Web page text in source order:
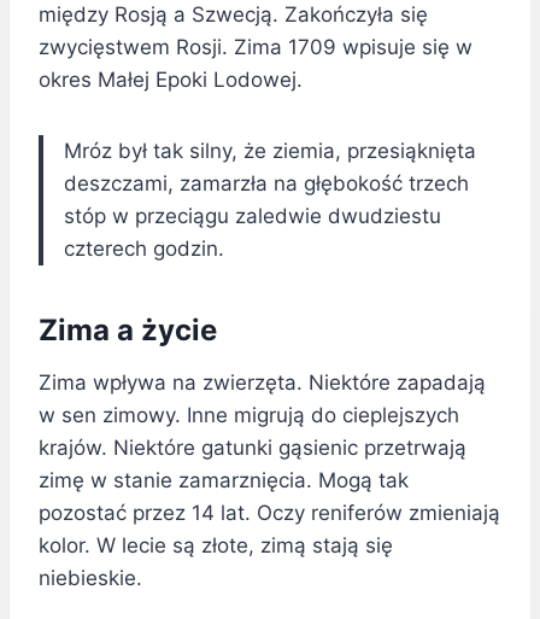
między Rosją a Szwecją. Zakończyła się
zwycięstwem Rosji. Zima 1709 wpisuje się w
okres Małej Epoki Lodowej.
Mróz był tak silny, że ziemia, przesiąknięta
deszczami, zamarzła na głębokość trzech
stóp w przeciągu zaledwie dwudziestu
czterech godzin.
Zima a życie
Zima wpływa na zwierzęta. Niektóre zapadają
w sen zimowy. Inne migrują do cieplejszych
krajów. Niektóre gatunki gąsienic przetrwają
zimę w stanie zamarznięcia. Mogą tak
pozostać przez 14 lat. Oczy reniferów zmieniają
kolor. W lecie są złote, zimą stają się
niebieskie.